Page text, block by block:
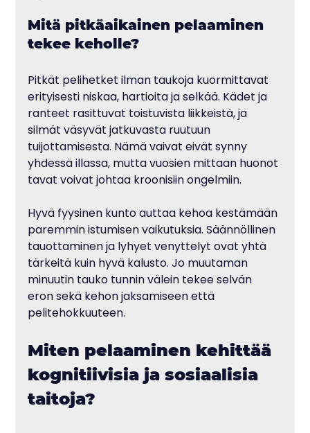
Mitä pitkäaikainen pelaaminen
tekee keholle?
Pitkät pelihetket ilman taukoja kuormittavat
erityisesti niskaa, hartioita ja selkää. Kädet ja
ranteet rasittuvat toistuvista liikkeistä, ja
silmät väsyvät jatkuvasta ruutuun
tuijottamisesta. Nämä vaivat eivät synny
yhdessä illassa, mutta vuosien mittaan huonot
tavat voivat johtaa kroonisiin ongelmiin.
Hyvä fyysinen kunto auttaa kehoa kestämään
paremmin istumisen vaikutuksia. Säännöllinen
tauottaminen ja lyhyet venyttelyt ovat yhtä
tärkeitä kuin hyvä kalusto. Jo muutaman
minuutin tauko tunnin välein tekee selvän
eron sekä kehon jaksamiseen että
pelitehokkuuteen.
Miten pelaaminen kehittää
kognitiivisia ja sosiaalisia
taitoja?